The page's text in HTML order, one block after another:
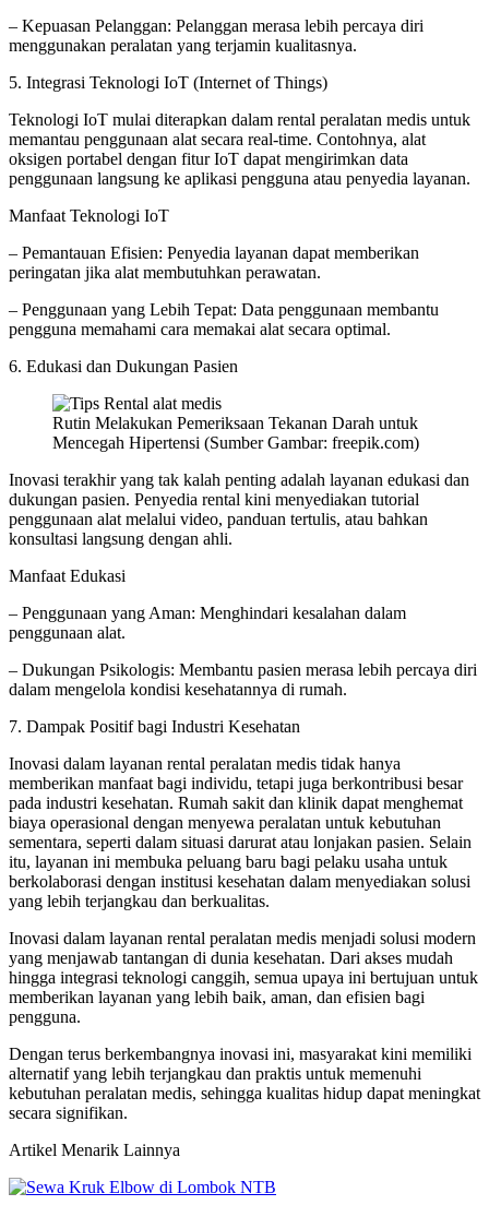
– Kepuasan Pelanggan: Pelanggan merasa lebih percaya diri
menggunakan peralatan yang terjamin kualitasnya.
5. Integrasi Teknologi IoT (Internet of Things)
Teknologi IoT mulai diterapkan dalam rental peralatan medis untuk
memantau penggunaan alat secara real-time. Contohnya, alat
oksigen portabel dengan fitur IoT dapat mengirimkan data
penggunaan langsung ke aplikasi pengguna atau penyedia layanan.
Manfaat Teknologi IoT
– Pemantauan Efisien: Penyedia layanan dapat memberikan
peringatan jika alat membutuhkan perawatan.
– Penggunaan yang Lebih Tepat: Data penggunaan membantu
pengguna memahami cara memakai alat secara optimal.
6. Edukasi dan Dukungan Pasien
Rutin Melakukan Pemeriksaan Tekanan Darah untuk
Mencegah Hipertensi (Sumber Gambar: freepik.com)
Inovasi terakhir yang tak kalah penting adalah layanan edukasi dan
dukungan pasien. Penyedia rental kini menyediakan tutorial
penggunaan alat melalui video, panduan tertulis, atau bahkan
konsultasi langsung dengan ahli.
Manfaat Edukasi
– Penggunaan yang Aman: Menghindari kesalahan dalam
penggunaan alat.
– Dukungan Psikologis: Membantu pasien merasa lebih percaya diri
dalam mengelola kondisi kesehatannya di rumah.
7. Dampak Positif bagi Industri Kesehatan
Inovasi dalam layanan rental peralatan medis tidak hanya
memberikan manfaat bagi individu, tetapi juga berkontribusi besar
pada industri kesehatan. Rumah sakit dan klinik dapat menghemat
biaya operasional dengan menyewa peralatan untuk kebutuhan
sementara, seperti dalam situasi darurat atau lonjakan pasien. Selain
itu, layanan ini membuka peluang baru bagi pelaku usaha untuk
berkolaborasi dengan institusi kesehatan dalam menyediakan solusi
yang lebih terjangkau dan berkualitas.
Inovasi dalam layanan rental peralatan medis menjadi solusi modern
yang menjawab tantangan di dunia kesehatan. Dari akses mudah
hingga integrasi teknologi canggih, semua upaya ini bertujuan untuk
memberikan layanan yang lebih baik, aman, dan efisien bagi
pengguna.
Dengan terus berkembangnya inovasi ini, masyarakat kini memiliki
alternatif yang lebih terjangkau dan praktis untuk memenuhi
kebutuhan peralatan medis, sehingga kualitas hidup dapat meningkat
secara signifikan.
Artikel Menarik Lainnya